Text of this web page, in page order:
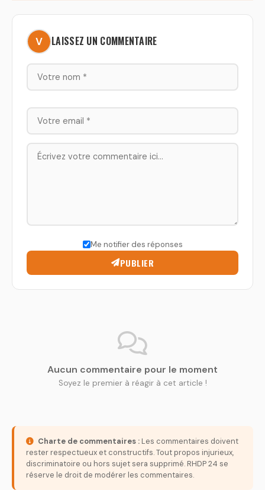
LAISSEZ UN COMMENTAIRE
Me notifier des réponses
PUBLIER
Aucun commentaire pour le moment
Soyez le premier à réagir à cet article !
Charte de commentaires : Les commentaires doivent
rester respectueux et constructifs. Tout propos injurieux,
discriminatoire ou hors sujet sera supprimé. RHDP 24 se
réserve le droit de modérer les commentaires.